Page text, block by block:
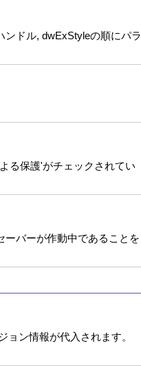
ドル, dwExStyleの順にパラ
る保護'がチェックされてい
ーバーが作動中であることを
ン情報が代入されます。